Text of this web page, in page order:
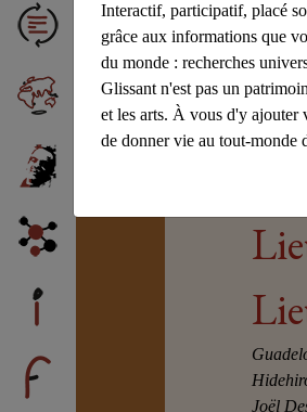
En
Joël
Interactif, participatif, placé
grâce aux informations que
du monde : recherches
Glissant n'est pas un
et les arts. À vous d'y ajouter
de donner vie au tout-monde